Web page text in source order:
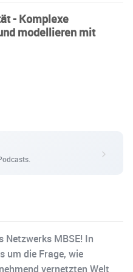
- Komplexe
modellieren mit
Netzwerks MBSE! In
um die Frage, wie
vernetzten Welt